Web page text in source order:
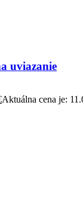
uviazanie
Aktuálna cena je: